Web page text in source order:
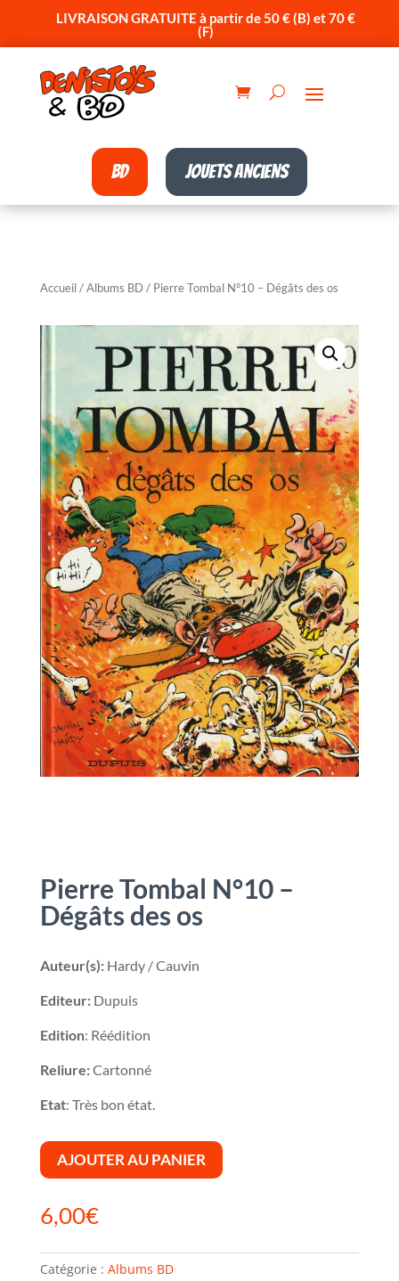
LIVRAISON GRATUITE à partir de 50 € (B) et 70 €
(F)
BD Jouets anciens
Accueil/Albums BD / Pierre Tombal N°10 – Dégâts des os
Pierre Tombal N°10 –
Dégâts des os
Auteur(s):Hardy / Cauvin
Editeur:Dupuis
Edition: Réédition
Reliure:Cartonné
Etat: Très bon état.
AJOUTER AU PANIER
6,00€
Catégorie : Albums BD